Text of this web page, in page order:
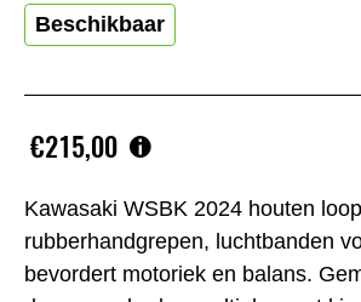
Kawasaki WSBK 2024 houten
rubberhandgrepen, luchtbanden
bevordert motoriek en balans.
€215,00
Beschikbaar